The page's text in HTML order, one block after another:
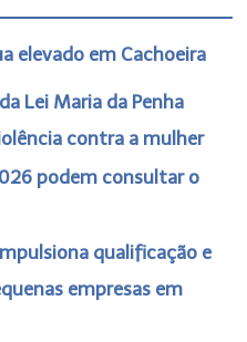
elevado em Cachoeira
Lei Maria da Penha
contra a mulher
podem consultar o
qualificação e
empresas em